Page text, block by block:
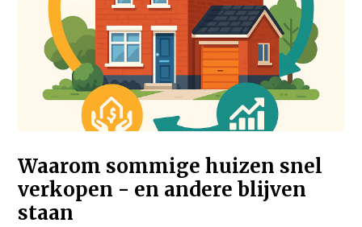
Waarom sommige huizen snel
verkopen - en andere blijven
staan